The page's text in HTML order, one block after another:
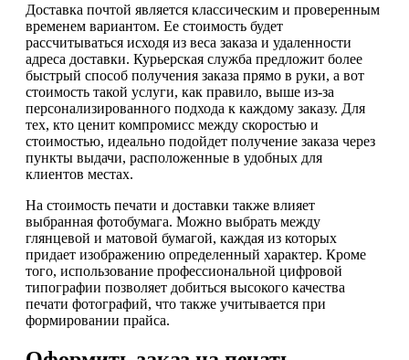
Доставка почтой является классическим и проверенным
временем вариантом. Ее стоимость будет
рассчитываться исходя из веса заказа и удаленности
адреса доставки. Курьерская служба предложит более
быстрый способ получения заказа прямо в руки, а вот
стоимость такой услуги, как правило, выше из-за
персонализированного подхода к каждому заказу. Для
тех, кто ценит компромисс между скоростью и
стоимостью, идеально подойдет получение заказа через
пункты выдачи, расположенные в удобных для
клиентов местах.
На стоимость печати и доставки также влияет
выбранная фотобумага. Можно выбрать между
глянцевой и матовой бумагой, каждая из которых
придает изображению определенный характер. Кроме
того, использование профессиональной цифровой
типографии позволяет добиться высокого качества
печати фотографий, что также учитывается при
формировании прайса.